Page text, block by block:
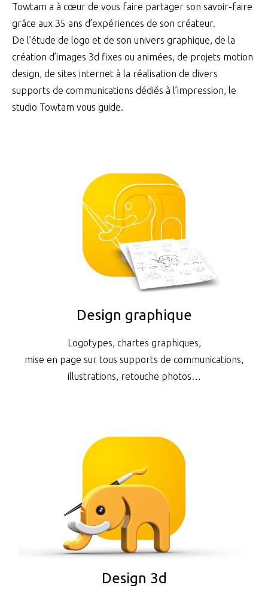
Towtam a à cœur de vous faire partager son savoir-faire
grâce aux 35 ans d’expériences de son créateur.
De l’étude de logo et de son univers graphique, de la
création d’images 3d fixes ou animées, de projets motion
design, de sites internet à la réalisation de divers
supports de communications dédiés à l’impression, le
studio Towtam vous guide.
Design graphique
Logotypes, chartes graphiques,
mise en page sur tous supports de communications,
illustrations, retouche photos…
Design 3d